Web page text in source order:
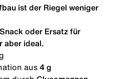
ist der Riegel weniger
oder Ersatz für
aber ideal.
aus 4 g